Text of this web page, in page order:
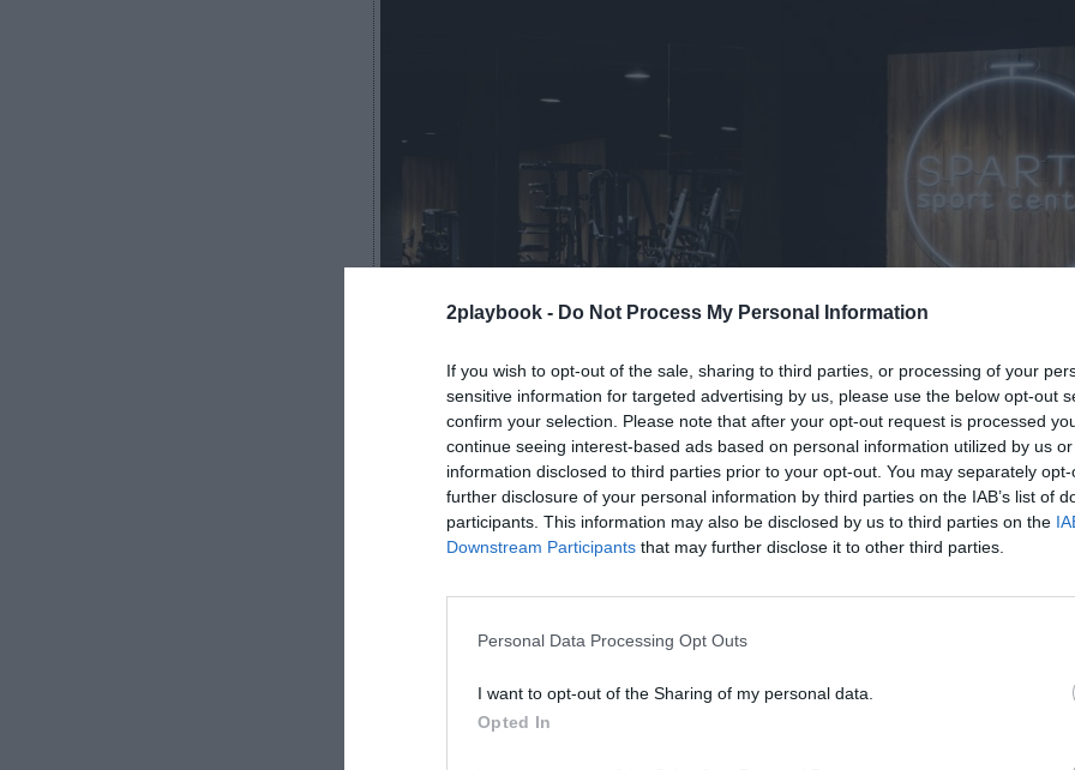
2playbook - Do Not Process My Personal Information
If you wish to opt-out of the sale, sharing to third parties, or processing of your
sensitive information for targeted advertising by us, please use the below opt-out
confirm your selection. Please note that after your opt-out request is processed
continue seeing interest-based ads based on personal information utilized by us
information disclosed to third parties prior to your opt-out. You may separately
further disclosure of your personal information by third parties on the IAB’s list of
participants. This information may also be disclosed by us to third parties on the
Downstream Participants that may further disclose it to other third parties.
Personal Data Processing Opt Outs
I want to opt-out of the Sharing of my personal data.
Opted In
Roger Requena 21 de enero de 2025
25 gimnasios en 2025, según ha podido saber 2Playbook. De